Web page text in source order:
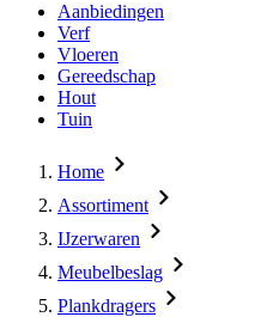
Aanbiedingen
Verf
Vloeren
Gereedschap
Hout
Tuin
Home
Assortiment
IJzerwaren
Meubelbeslag
Plankdragers